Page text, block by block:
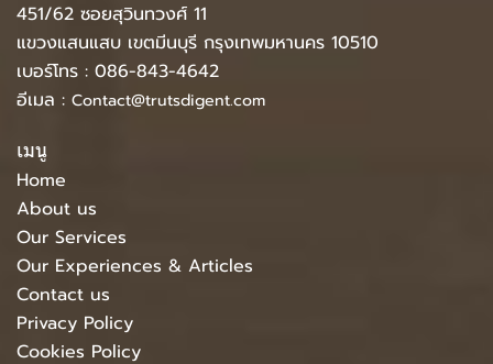
451/62 ซอยสุวินทวงศ์ 11
แขวงแสนแสบ เขตมีนบุรี กรุงเทพมหานคร 10510
เบอร์โทร : 086-843-4642
อีเมล : Contact@trutsdigent.com
เมนู
Home
About us
Our Services
Our Experiences & Articles
Contact us
Privacy Policy
Cookies Policy